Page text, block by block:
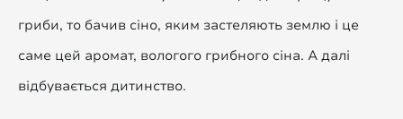
гриби, то бачив сіно, яким застеляють землю і це
саме цей аромат, вологого грибного сіна. А далі
відбувається дитинство.